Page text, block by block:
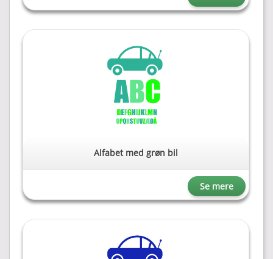
Alfabet med grøn bil
Se mere